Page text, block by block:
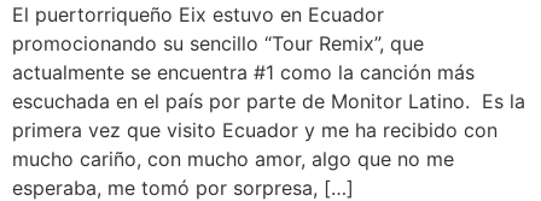
El puertorriqueño Eix estuvo en Ecuador
promocionando su sencillo “Tour Remix”, que
actualmente se encuentra #1 como la canción más
escuchada en el país por parte de Monitor Latino. Es la
primera vez que visito Ecuador y me ha recibido con
mucho cariño, con mucho amor, algo que no me
esperaba, me tomó por sorpresa, […]